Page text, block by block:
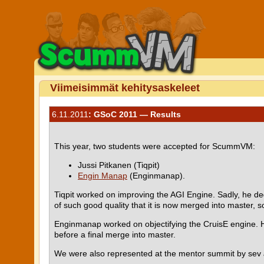
Viimeisimmät kehitysaskeleet
6.11.2011 : GSoC 2011 — Results
This year, two students were accepted for ScummVM:
Jussi Pitkanen (Tiqpit)
Engin Manap (Enginmanap).
Tiqpit worked on improving the AGI Engine. Sadly, he
of such good quality that it is now merged into master,
Enginmanap worked on objectifying the CruisE
before a final merge into master.
We were also represented at the mentor summit by sev